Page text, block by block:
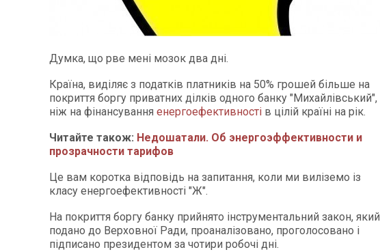
Думка, що рве мені мозок два дні.
Країна, виділяє з податків платників на 50% грошей більше на
покриття боргу приватних ділків одного банку "Михайлівський",
ніж на фінансування енергоефективності в цілій країні на рік.
Читайте також: Недошатали. Об энергоэффективности и
прозрачности тарифов
Це вам коротка відповідь на запитання, коли ми виліземо із
класу енергоефективності "Ж".
На покриття боргу банку прийнято інструментальний закон, який
подано до Верховної Ради, проаналізовано, проголосовано і
підписано президентом за чотири робочі дні.